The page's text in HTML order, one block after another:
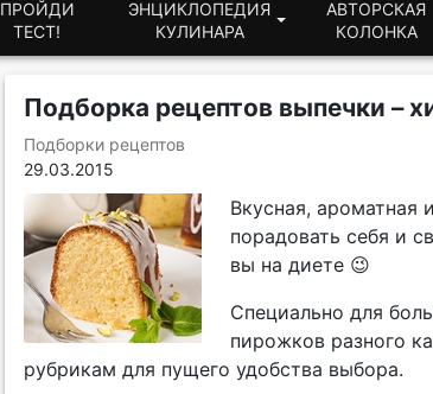
ПРОЙДИ
ТЕСТ!
ЭНЦИКЛОПЕДИЯ
КУЛИНАРА
АВТОРСКАЯ
КОЛОНКА
Подборка рецептов выпечки –
Подборки рецептов
29.03.2015
Вкусная, ароматная
порадовать себя и
вы на диете 😉
Специально для
пирожков разного
рубрикам для пущего удобства выбора.